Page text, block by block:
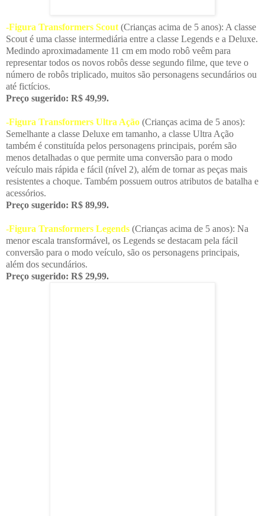
-Figura Transformers Scout (Crianças acima de 5 anos): A classe
Scout é uma classe intermediária entre a classe Legends e a Deluxe.
Medindo aproximadamente 11 cm em modo robô veêm para
representar todos os novos robôs desse segundo filme, que teve o
número de robôs triplicado, muitos são personagens secundários ou
até fictícios.
Preço sugerido: R$ 49,99.
-Figura Transformers Ultra Ação (Crianças acima de 5 anos):
Semelhante a classe Deluxe em tamanho, a classe Ultra Ação
também é constituída pelos personagens principais, porém são
menos detalhadas o que permite uma conversão para o modo
veículo mais rápida e fácil (nível 2), além de tornar as peças mais
resistentes a choque. Também possuem outros atributos de batalha e
acessórios.
Preço sugerido: R$ 89,99.
-Figura Transformers Legends (Crianças acima de 5 anos): Na
menor escala transformável, os Legends se destacam pela fácil
conversão para o modo veículo, são os personagens principais,
além dos secundários.
Preço sugerido: R$ 29,99.